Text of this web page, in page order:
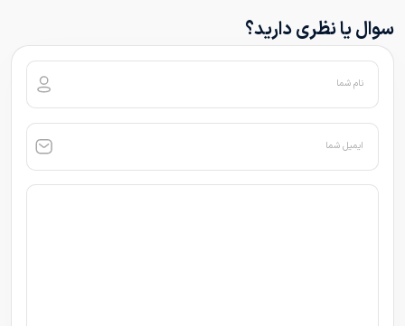
سوال یا نظری دارید؟
نام شما
ایمیل شما